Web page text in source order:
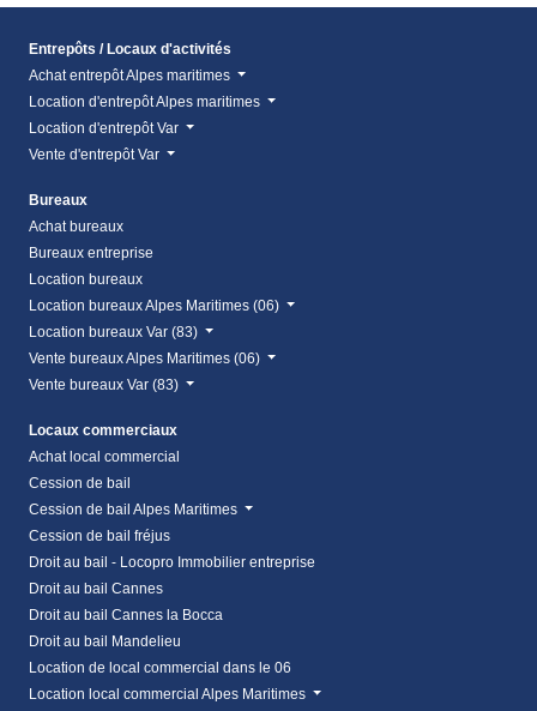
Entrepôts / Locaux d'activités
Achat entrepôt Alpes maritimes
Location d'entrepôt Alpes maritimes
Location d'entrepôt Var
Vente d'entrepôt Var
Bureaux
Achat bureaux
Bureaux entreprise
Location bureaux
Location bureaux Alpes Maritimes (06)
Location bureaux Var (83)
Vente bureaux Alpes Maritimes (06)
Vente bureaux Var (83)
Locaux commerciaux
Achat local commercial
Cession de bail
Cession de bail Alpes Maritimes
Cession de bail fréjus
Droit au bail - Locopro Immobilier entreprise
Droit au bail Cannes
Droit au bail Cannes la Bocca
Droit au bail Mandelieu
Location de local commercial dans le 06
Location local commercial Alpes Maritimes